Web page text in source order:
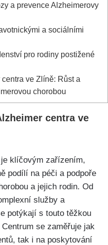
a prevence Alzheimerovy
a sociálními
pro rodiny postižené
ve Zlíně: Růst a
chorobou
centra ve
klíčovým zařízením,
podílí na péči a podpoře
a jejich rodin. Od
služby a
potýkají s touto těžkou
se zaměřuje jak
tak i na poskytování